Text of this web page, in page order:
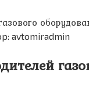
avtomiradmin